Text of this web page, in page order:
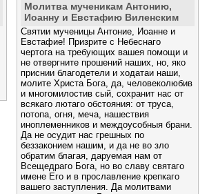
Молитва мученикам Антонию,
Иоанну и Евстафию Виленским
Святии мученицы Антоние, Иоанне и
Евстафие! Призрите с Небеснаго
чертога на требующих вашея помощи и
не отвергните прошений наших, но, яко
приснии благодетели и ходатаи наши,
молите Христа Бога, да, человеколюбив
и многомилостив сый, сохранит нас от
всякаго лютаго обстояния: от труса,
потопа, огня, меча, нашествия
иноплеменников и междоусобныя брани.
Да не осудит нас грешных по
беззаконием нашим, и да не во зло
обратим благая, даруемая нам от
Всещедраго Бога, но во славу святаго
имене Его и в прославление крепкаго
вашего заступления. Да молитвами